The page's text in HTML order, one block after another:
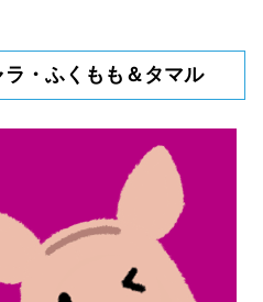
・ふくもも＆タマル